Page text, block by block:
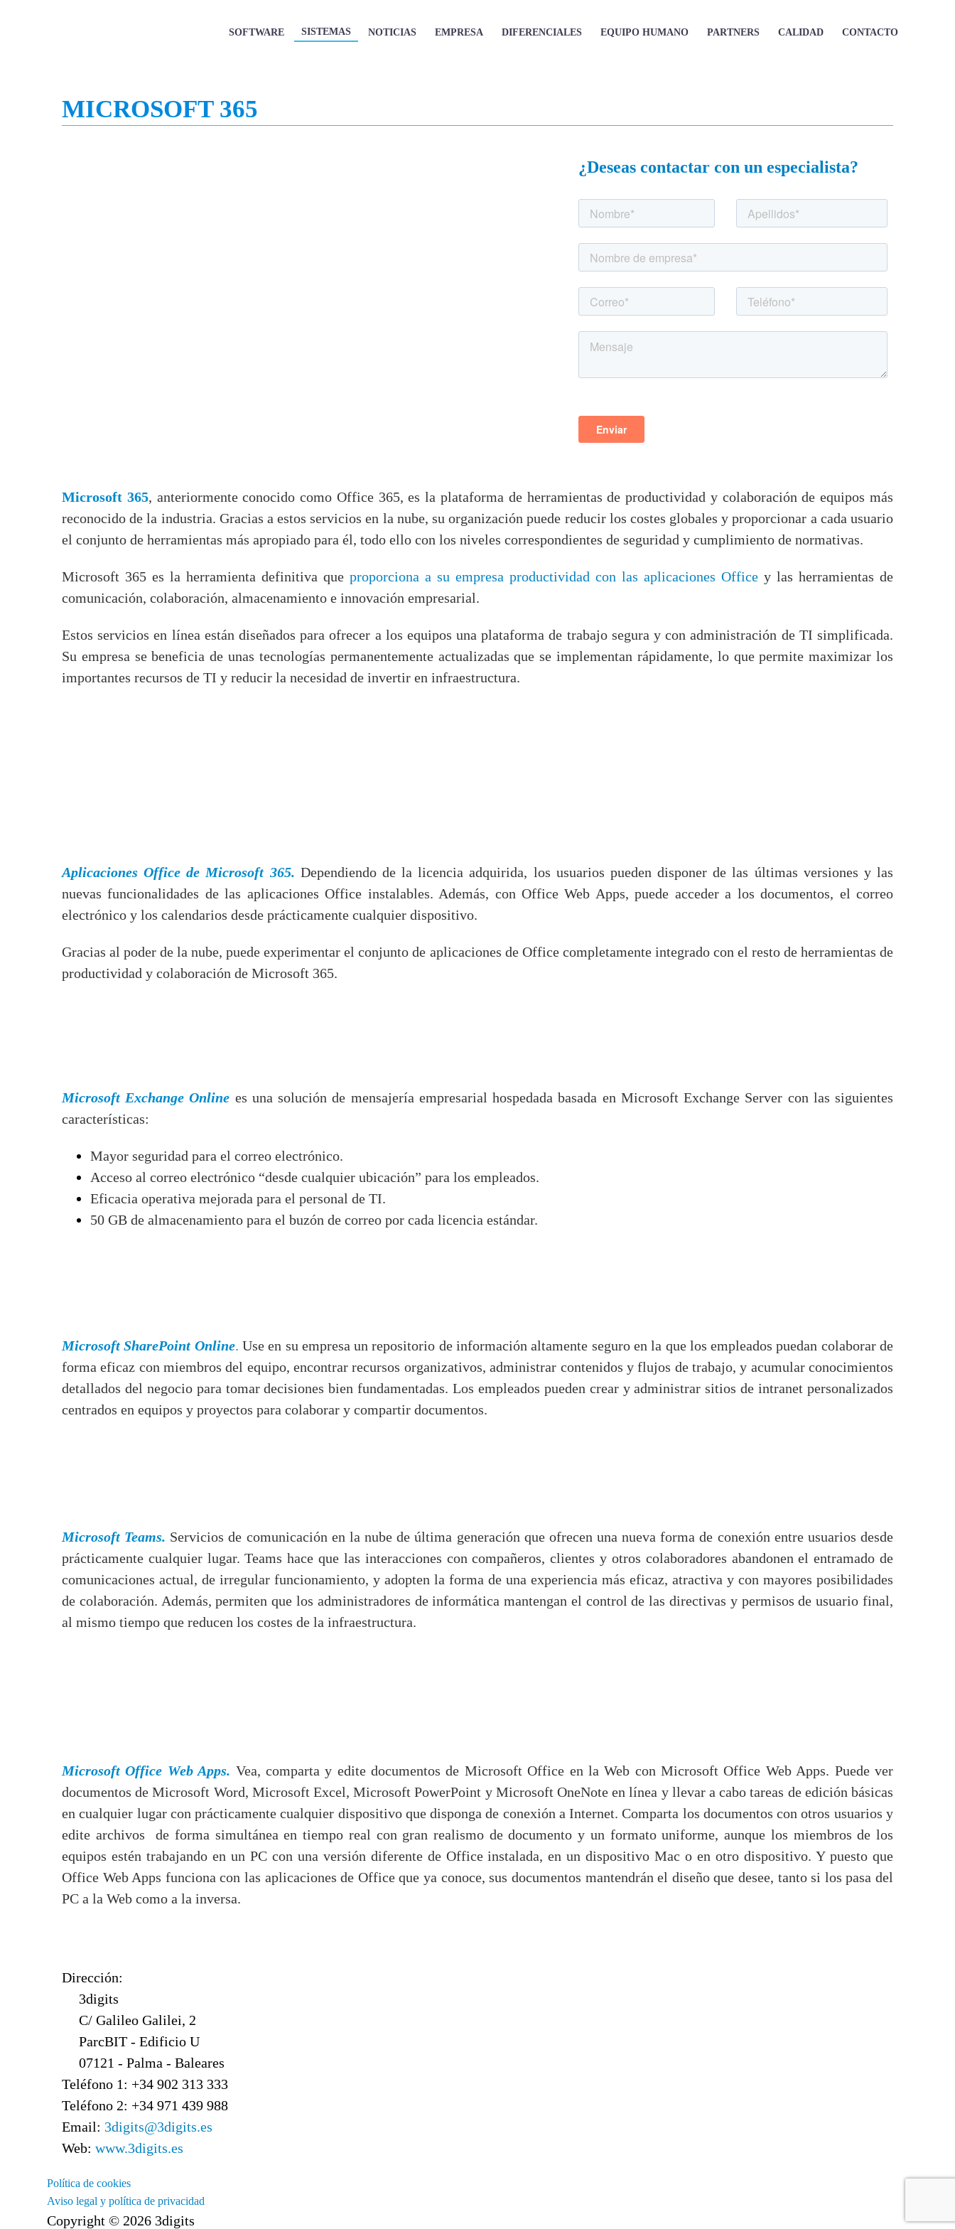
SOFTWARE SISTEMAS NOTICIAS EMPRESA DIFERENCIALES EQUIPO HUMANO PARTNERS CALIDAD CONTACTO
MICROSOFT 365
¿Deseas contactar con un especialista?
Microsoft 365, anteriormente conocido como Office 365, es la plataforma de herramientas de productividad y colaboración de equipos más
reconocido de la industria. Gracias a estos servicios en la nube, su organización puede reducir los costes globales y proporcionar a cada usuario
el conjunto de herramientas más apropiado para él, todo ello con los niveles correspondientes de seguridad y cumplimiento de normativas.
Microsoft 365 es la herramienta definitiva que proporciona a su empresa productividad con las aplicaciones Office y las herramientas de
comunicación, colaboración, almacenamiento e innovación empresarial.
Estos servicios en línea están diseñados para ofrecer a los equipos una plataforma de trabajo segura y con administración de TI simplificada.
Su empresa se beneficia de unas tecnologías permanentemente actualizadas que se implementan rápidamente, lo que permite maximizar los
importantes recursos de TI y reducir la necesidad de invertir en infraestructura.
Aplicaciones Office de Microsoft 365. Dependiendo de la licencia adquirida, los usuarios pueden disponer de las últimas versiones y las
nuevas funcionalidades de las aplicaciones Office instalables. Además, con Office Web Apps, puede acceder a los documentos, el correo
electrónico y los calendarios desde prácticamente cualquier dispositivo.
Gracias al poder de la nube, puede experimentar el conjunto de aplicaciones de Office completamente integrado con el resto de herramientas de
productividad y colaboración de Microsoft 365.
Microsoft Exchange Online es una solución de mensajería empresarial hospedada basada en Microsoft Exchange Server con las siguientes
características:
Mayor seguridad para el correo electrónico.
Acceso al correo electrónico “desde cualquier ubicación” para los empleados.
Eficacia operativa mejorada para el personal de TI.
50 GB de almacenamiento para el buzón de correo por cada licencia estándar.
Microsoft SharePoint Online. Use en su empresa un repositorio de información altamente seguro en la que los empleados puedan colaborar de
forma eficaz con miembros del equipo, encontrar recursos organizativos, administrar contenidos y flujos de trabajo, y acumular conocimientos
detallados del negocio para tomar decisiones bien fundamentadas. Los empleados pueden crear y administrar sitios de intranet personalizados
centrados en equipos y proyectos para colaborar y compartir documentos.
Microsoft Teams. Servicios de comunicación en la nube de última generación que ofrecen una nueva forma de conexión entre usuarios desde
prácticamente cualquier lugar. Teams hace que las interacciones con compañeros, clientes y otros colaboradores abandonen el entramado de
comunicaciones actual, de irregular funcionamiento, y adopten la forma de una experiencia más eficaz, atractiva y con mayores posibilidades
de colaboración. Además, permiten que los administradores de informática mantengan el control de las directivas y permisos de usuario final,
al mismo tiempo que reducen los costes de la infraestructura.
Microsoft Office Web Apps. Vea, comparta y edite documentos de Microsoft Office en la Web con Microsoft Office Web Apps. Puede ver
documentos de Microsoft Word, Microsoft Excel, Microsoft PowerPoint y Microsoft OneNote en línea y llevar a cabo tareas de edición básicas
en cualquier lugar con prácticamente cualquier dispositivo que disponga de conexión a Internet. Comparta los documentos con otros usuarios y
edite archivos de forma simultánea en tiempo real con gran realismo de documento y un formato uniforme, aunque los miembros de los
equipos estén trabajando en un PC con una versión diferente de Office instalada, en un dispositivo Mac o en otro dispositivo. Y puesto que
Office Web Apps funciona con las aplicaciones de Office que ya conoce, sus documentos mantendrán el diseño que desee, tanto si los pasa del
PC a la Web como a la inversa.
Dirección:
3digits
C/ Galileo Galilei, 2
ParcBIT - Edificio U
07121 - Palma - Baleares
Teléfono 1: +34 902 313 333
Teléfono 2: +34 971 439 988
Email: 3digits@3digits.es
Web: www.3digits.es
Política de cookies
Aviso legal y política de privacidad
Copyright © 2026 3digits